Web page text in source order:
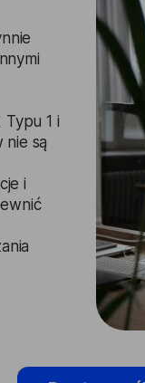
1 i
nie są
i